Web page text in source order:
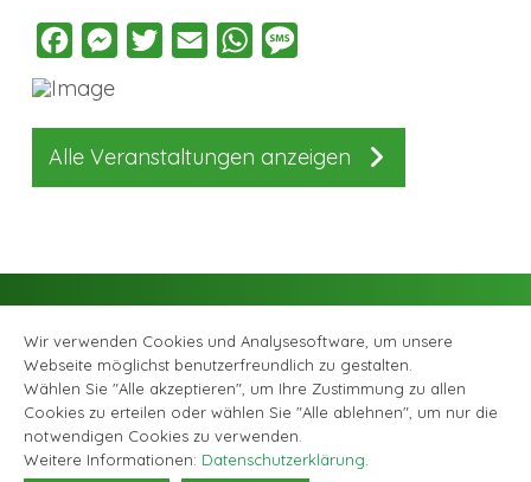
FacebookMessenger
Twitter Email WhatsApp
Alle Veranstaltungen anzeigen
FacebookInstagram
© Musikschule Zollikofen Bremgarten, alle Rechte vorbehalten |
Datenschutzerklärung|Webagentur GABRIEL DESIGN
Wir verwenden Cookies und Analysesoftware, um unsere
Webseite möglichst benutzerfreundlich zu gestalten.
Wählen Sie "Alle akzeptieren", um Ihre Zustimmung zu allen
Cookies zu erteilen oder wählen Sie "Alle ablehnen", um nur die
notwendigen Cookies zu verwenden.
Weitere Informationen: Datenschutzerklärung